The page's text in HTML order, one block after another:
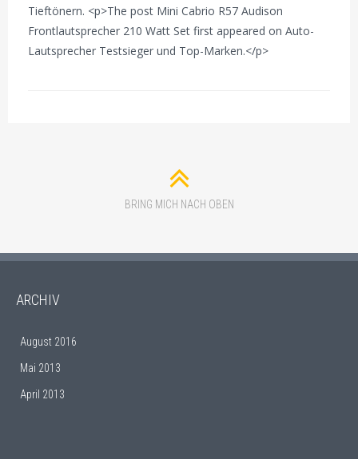
Tieftönern. <p>The post Mini Cabrio R57 Audison
Frontlautsprecher 210 Watt Set first appeared on Auto-
Lautsprecher Testsieger und Top-Marken.</p>
BRING MICH NACH OBEN
ARCHIV
August 2016
Mai 2013
April 2013